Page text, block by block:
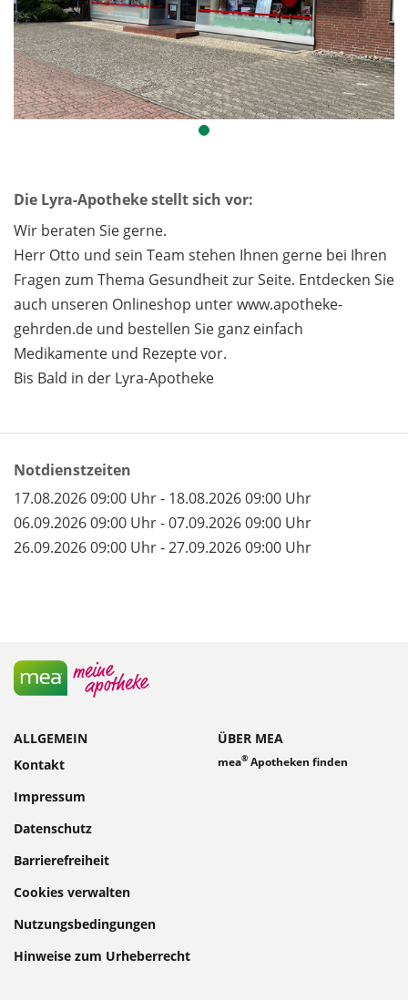
Die Lyra-Apotheke stellt sich vor:
Wir beraten Sie gerne.
Herr Otto und sein Team stehen Ihnen gerne bei Ihren
Fragen zum Thema Gesundheit zur Seite. Entdecken Sie
auch unseren Onlineshop unter www.apotheke-
gehrden.de und bestellen Sie ganz einfach
Medikamente und Rezepte vor.
Bis Bald in der Lyra-Apotheke
Notdienstzeiten
17.08.2026 09:00 Uhr - 18.08.2026 09:00 Uhr
06.09.2026 09:00 Uhr - 07.09.2026 09:00 Uhr
26.09.2026 09:00 Uhr - 27.09.2026 09:00 Uhr
ALLGEMEIN
Kontakt
Impressum
Datenschutz
Barrierefreiheit
Cookies verwalten
Nutzungsbedingungen
Hinweise zum Urheberrecht
ÜBER MEA
mea® Apotheken finden